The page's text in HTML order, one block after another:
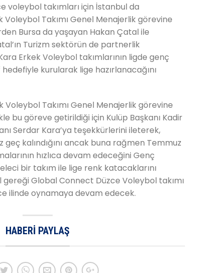
voleybol takımları için İstanbul da
Takımı Genel Menajerlik görevine
Bursa da yaşayan Hakan Çatal ile
Turizm sektörün de partnerlik
Erkek Voleybol takımlarının ligde genç
kurularak lige hazırlanacağını
Takımı Genel Menajerlik görevine
bu göreve getirildiği için Kulüp Başkanı Kadir
Serdar Kara’ya teşekkürlerini ileterek,
kalındığını ancak buna rağmen Temmuz
hızlıca devam edeceğini Genç
bir takım ile lige renk katacaklarını
Global Connect Düzce Voleybol takımı
ilinde oynamaya devam edecek.
HABERI PAYLAŞ